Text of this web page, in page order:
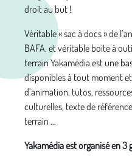
droit au but !
Véritable « sac à docs » de
BAFA, et véritable boite à
terrain Yakamédia est une
disponibles à tout moment
d’animation, tutos,
culturelles, texte de
terrain …
Yakamédia est organisé en 3